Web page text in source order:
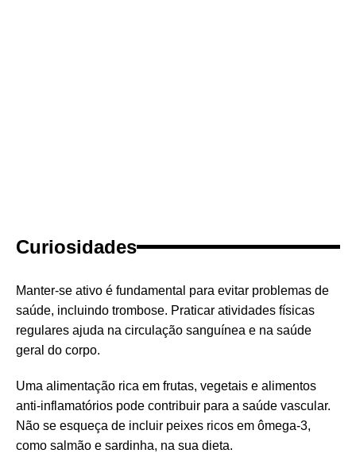
Curiosidades
Manter-se ativo é fundamental para evitar problemas de
saúde, incluindo trombose. Praticar atividades físicas
regulares ajuda na circulação sanguínea e na saúde
geral do corpo.
Uma alimentação rica em frutas, vegetais e alimentos
anti-inflamatórios pode contribuir para a saúde vascular.
Não se esqueça de incluir peixes ricos em ômega-3,
como salmão e sardinha, na sua dieta.